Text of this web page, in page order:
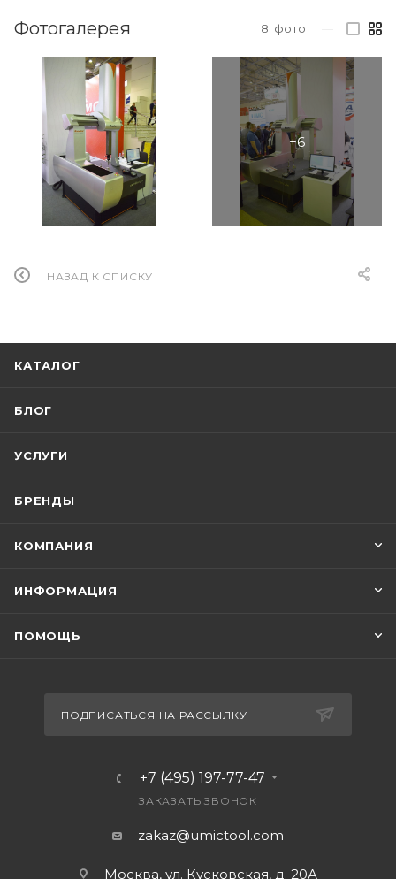
Фотогалерея 8 фото
НАЗАД К СПИСКУ
КАТАЛОГ
БЛОГ
УСЛУГИ
БРЕНДЫ
КОМПАНИЯ
ИНФОРМАЦИЯ
ПОМОЩЬ
ПОДПИСАТЬСЯ НА РАССЫЛКУ
+7 (495) 197-77-47
ЗАКАЗАТЬ ЗВОНОК
zakaz@umictool.com
Москва, ул. Кусковская, д. 20А